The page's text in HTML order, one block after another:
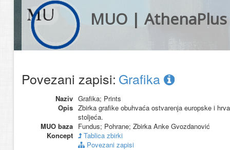
MUO | AthenaPlus
Povezani zapisi: Grafika
Naziv Grafika; Prints
Opis Zbirka grafike obuhvaća ostvarenja europske i
stoljeća.
MUO baza Fundus; Pohrane; Zbirka Anke Gvozdanović
Koncept
Tablica zbirki
Povezani zapisi